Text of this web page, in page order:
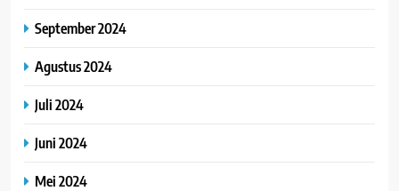
September 2024
Agustus 2024
Juli 2024
Juni 2024
Mei 2024